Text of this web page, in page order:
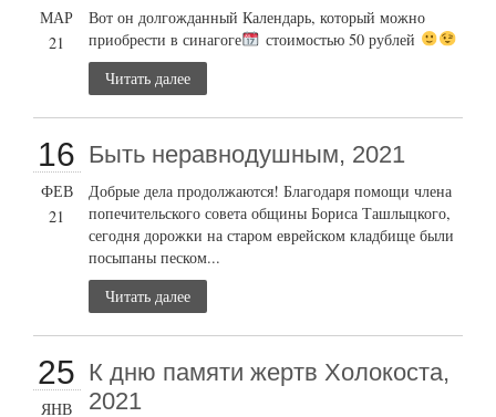
МАР
21
Вот он долгожданный Календарь, который можно
приобрести в синагоге
стоимостью 50 рублей
Читать далее
16
ФЕВ
21
Быть неравнодушным, 2021
Добрые дела продолжаются! Благодаря помощи члена
попечительского совета общины Бориса Ташлыцкого,
сегодня дорожки на старом еврейском кладбище были
посыпаны песком...
Читать далее
25
ЯНВ
К дню памяти жертв Холокоста,
2021